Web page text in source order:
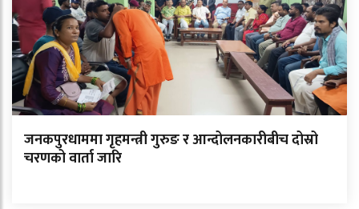
जनकपुरधाममा गृहमन्त्री गुरुङ र आन्दोलनकारीबीच दोस्रो
चरणको वार्ता जारि